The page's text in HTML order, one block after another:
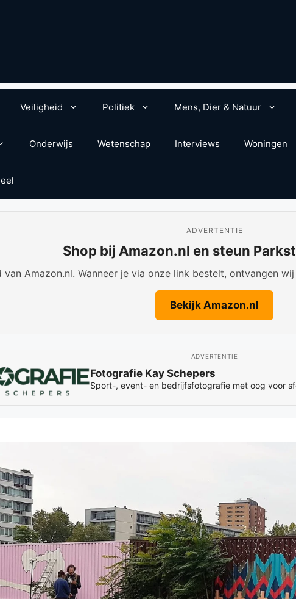
Veiligheid Politiek Mens, Dier & Natuur
Onderwijs Wetenschap Interviews Woningen
ADVERTENTIE
Shop bij Amazon.nl en steun
van Amazon.nl. Wanneer je via onze link bestelt, ontvangen
Bekijk Amazon.nl
ADVERTENTIE
Fotografie Kay Schepers
Sport-, event- en bedrijfsfotografie met oog voor